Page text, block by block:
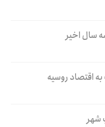
اقتصاد روسیه
شهر